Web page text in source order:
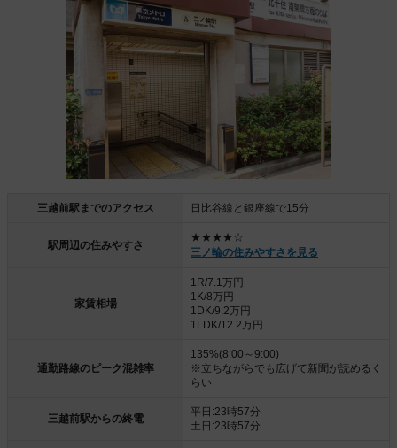
三越前駅までのアクセス 日比谷線と銀座線で15分
駅周辺の住みやすさ
★★★★☆
三ノ輪の住みやすさを見る
家賃相場
1R/7.1万円
1K/8万円
1DK/9.2万円
1LDK/12.2万円
通勤路線のピーク混雑率
135%(8:00～9:00)
※立ちながらでも広げて新聞が読めるく
らい
三越前駅からの終電
平日:23時57分
土日:23時57分